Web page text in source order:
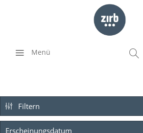
Menü
Filtern